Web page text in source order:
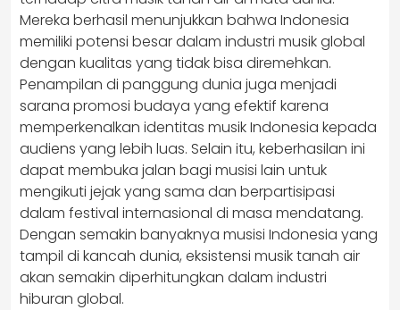
Mereka berhasil menunjukkan bahwa Indonesia
memiliki potensi besar dalam industri musik global
dengan kualitas yang tidak bisa diremehkan.
Penampilan di panggung dunia juga menjadi
sarana promosi budaya yang efektif karena
memperkenalkan identitas musik Indonesia kepada
audiens yang lebih luas. Selain itu, keberhasilan ini
dapat membuka jalan bagi musisi lain untuk
mengikuti jejak yang sama dan berpartisipasi
dalam festival internasional di masa mendatang.
Dengan semakin banyaknya musisi Indonesia yang
tampil di kancah dunia, eksistensi musik tanah air
akan semakin diperhitungkan dalam industri
hiburan global.